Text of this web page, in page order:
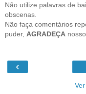
Não utilize palavras de
obscenas.
Não faça comentários
puder, AGRADEÇA
‹